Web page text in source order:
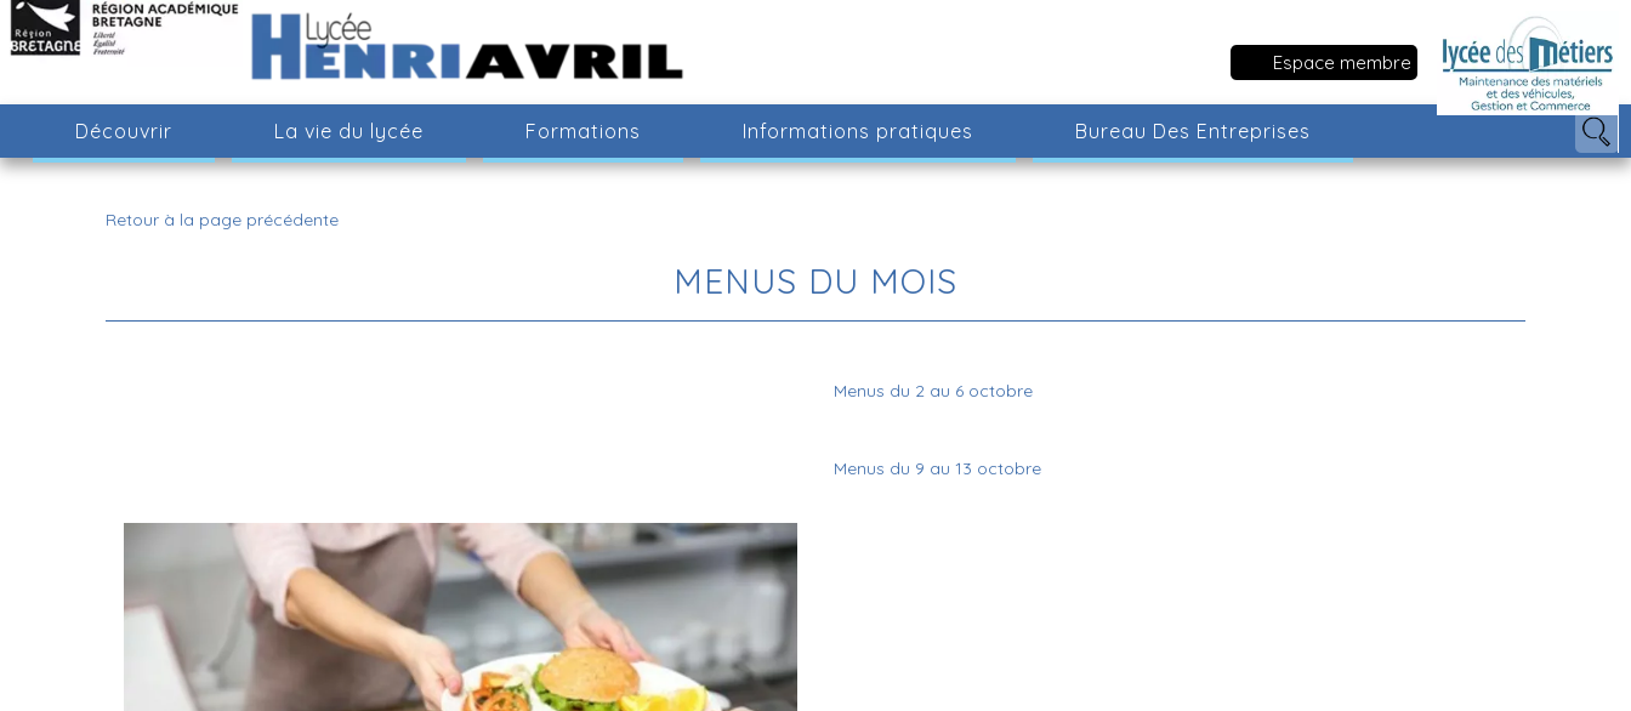
Découvrir La vie du lycée Formations Informations pratiques Bureau Des Entreprises
Espace membre
Retour à la page précédente
MENUS DU MOIS
Menus du 2 au 6 octobre
Menus du 9 au 13 octobre